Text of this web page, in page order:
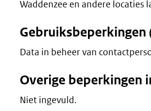
Waddenzee en andere locaties
Data in beheer van
Overige beperkingen
Niet ingevuld.